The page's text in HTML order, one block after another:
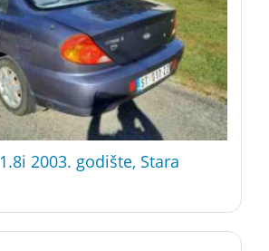
2003. godište, Stara